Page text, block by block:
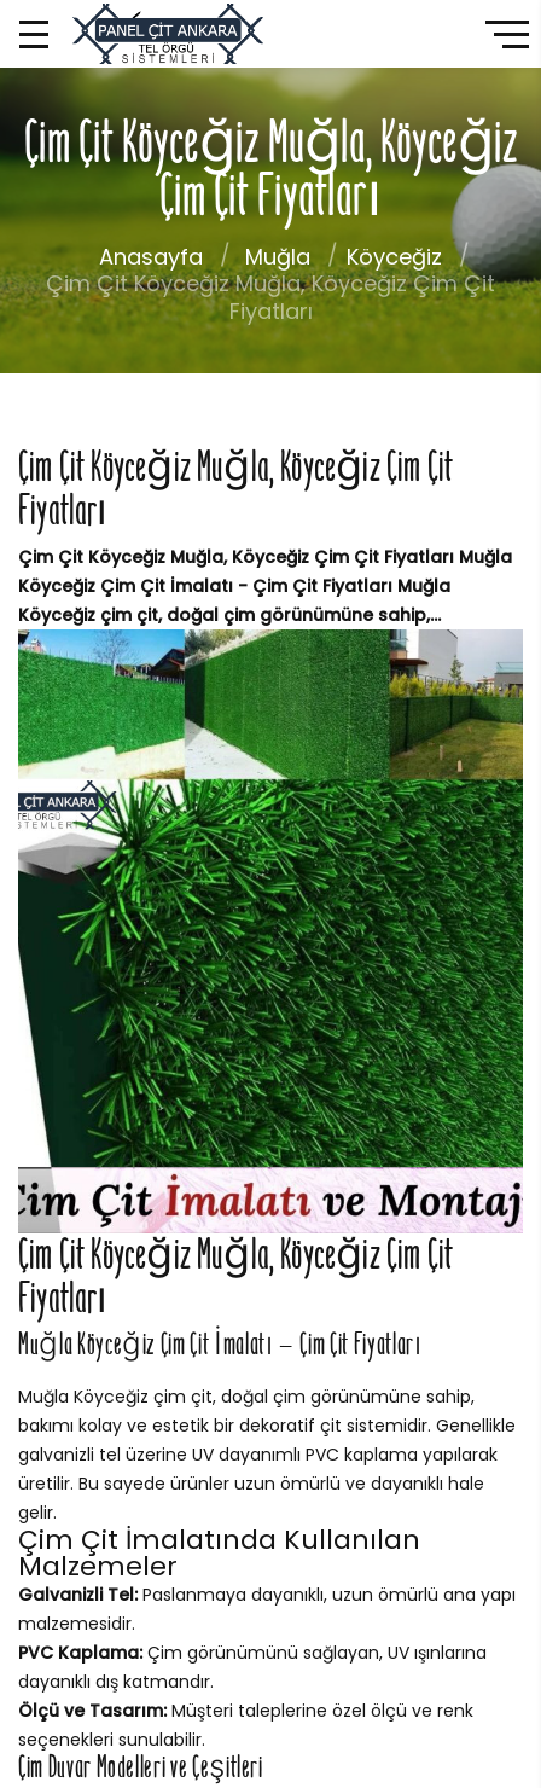
Çim Çit Köyceğiz Muğla, Köyceğiz
Çim Çit Fiyatları
Anasayfa Muğla
Köyceğiz
Çim Çit Köyceğiz Muğla, Köyceğiz Çim Çit
Fiyatları
Çim Çit Köyceğiz Muğla, Köyceğiz Çim Çit
Fiyatları
Çim Çit Köyceğiz Muğla, Köyceğiz Çim Çit Fiyatları Muğla
Köyceğiz Çim Çit İmalatı - Çim Çit Fiyatları Muğla
Köyceğiz çim çit, doğal çim görünümüne sahip,...
Çim Çit Köyceğiz Muğla, Köyceğiz Çim Çit
Fiyatları
Muğla Köyceğiz Çim Çit İmalatı – Çim Çit Fiyatları
Muğla Köyceğiz çim çit, doğal çim görünümüne sahip,
bakımı kolay ve estetik bir dekoratif çit sistemidir. Genellikle
galvanizli tel üzerine UV dayanımlı PVC kaplama yapılarak
üretilir. Bu sayede ürünler uzun ömürlü ve dayanıklı hale
gelir.
Çim Çit İmalatında Kullanılan
Malzemeler
Galvanizli Tel:Paslanmaya dayanıklı, uzun ömürlü ana yapı
malzemesidir.
PVC Kaplama:Çim görünümünü sağlayan, UV ışınlarına
dayanıklı dış katmandır.
Ölçü ve Tasarım:Müşteri taleplerine özel ölçü ve renk
seçenekleri sunulabilir.
Çim Duvar Modelleri ve Çeşitleri